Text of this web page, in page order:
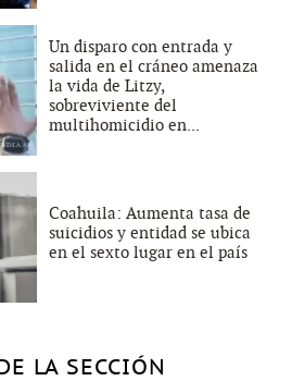
Un disparo con entrada y
salida en el cráneo amenaza
la vida de Litzy,
sobreviviente del
multihomicidio en...
Coahuila: Aumenta tasa de
suicidios y entidad se ubica
en el sexto lugar en el país
LA SECCIÓN